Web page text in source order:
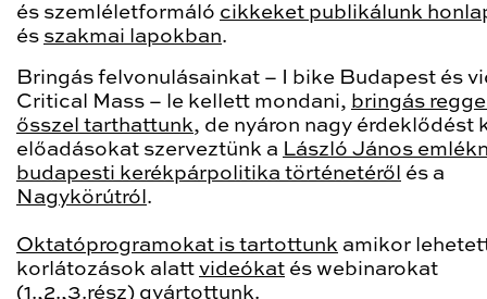
és szemléletformáló cikkeket publikálunk
és szakmai lapokban.
Bringás felvonulásainkat – I bike Budapest és
Critical Mass – le kellett mondani, bringás
ősszel tarthattunk, de nyáron nagy érdeklődést
előadásokat szerveztünk a László János
budapesti kerékpárpolitika történetéről
és a
Nagykörútról .
Oktatóprogramokat is tartottunk amikor
korlátozások alatt videókat és webinarokat
(1.,2.,3.rész) gyártottunk.